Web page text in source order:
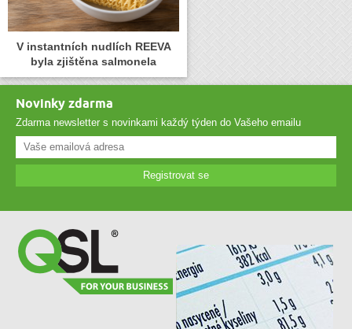
V instantních nudlích REEVA
byla zjištěna salmonela
Novinky zdarma
Zdarma newsletter s novinkami každý týden do Vašeho emailu
Registrovat se